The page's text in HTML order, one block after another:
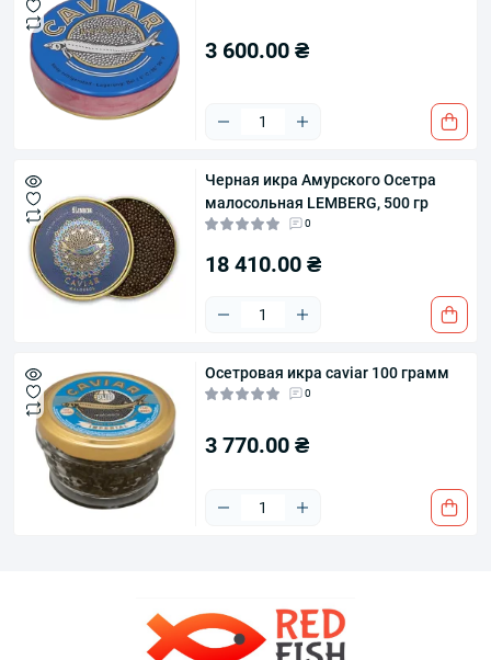
3 600.00 ₴
Черная икра Амурского Осетра
малосольная LEMBERG, 500 гр
0
18 410.00 ₴
Осетровая икра caviar 100 грамм
0
3 770.00 ₴